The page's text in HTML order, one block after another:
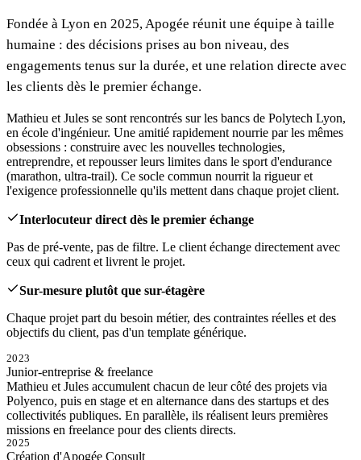
Fondée à Lyon en 2025, Apogée réunit une équipe à taille
humaine : des décisions prises au bon niveau, des
engagements tenus sur la durée, et une relation directe avec
les clients dès le premier échange.
Mathieu et Jules se sont rencontrés sur les bancs de Polytech Lyon,
en école d'ingénieur. Une amitié rapidement nourrie par les mêmes
obsessions : construire avec les nouvelles technologies,
entreprendre, et repousser leurs limites dans le sport d'endurance
(marathon, ultra-trail). Ce socle commun nourrit la rigueur et
l'exigence professionnelle qu'ils mettent dans chaque projet client.
Interlocuteur direct dès le premier échange
Pas de pré-vente, pas de filtre. Le client échange directement avec
ceux qui cadrent et livrent le projet.
Sur-mesure plutôt que sur-étagère
Chaque projet part du besoin métier, des contraintes réelles et des
objectifs du client, pas d'un template générique.
2023
Junior-entreprise & freelance
Mathieu et Jules accumulent chacun de leur côté des projets via
Polyenco, puis en stage et en alternance dans des startups et des
collectivités publiques. En parallèle, ils réalisent leurs premières
missions en freelance pour des clients directs.
2025
Création d'Apogée Consult